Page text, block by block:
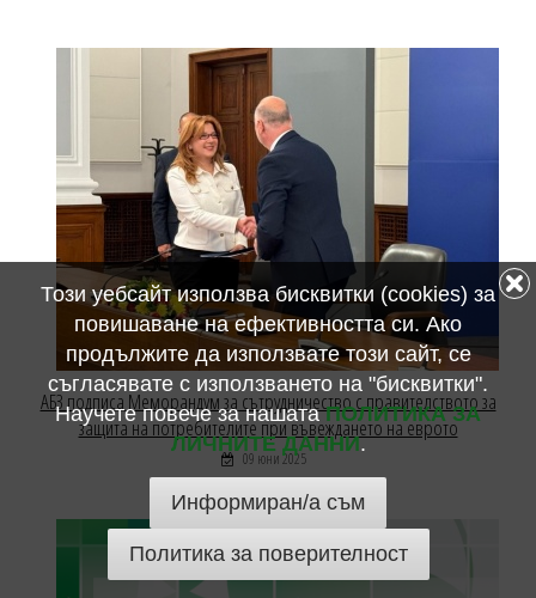
АБЗ подписа Меморандум за сътрудничество с правителството за
защита на потребителите при въвеждането на еврото
09 юни 2025
Този уебсайт използва бисквитки (cookies) за
повишаване на ефективността си. Ако
продължите да използвате този сайт, се
съгласявате с използването на "бисквитки".
Научете повече за нашатаПОЛИТИКА ЗА
ЛИЧНИТЕ ДАННИ.
Информиран/а съм
Политика за поверителност